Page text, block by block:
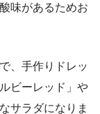
味があるためお
、手作りドレッ
ビーレッド」や
サラダになりま